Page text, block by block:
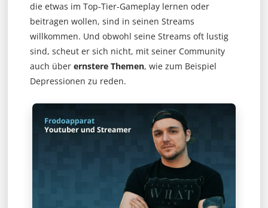
die etwas im Top-Tier-Gameplay lernen oder
beitragen wollen, sind in seinen Streams
willkommen. Und obwohl seine Streams oft lustig
sind, scheut er sich nicht, mit seiner Community
auch über ernstere Themen, wie zum Beispiel
Depressionen zu reden.